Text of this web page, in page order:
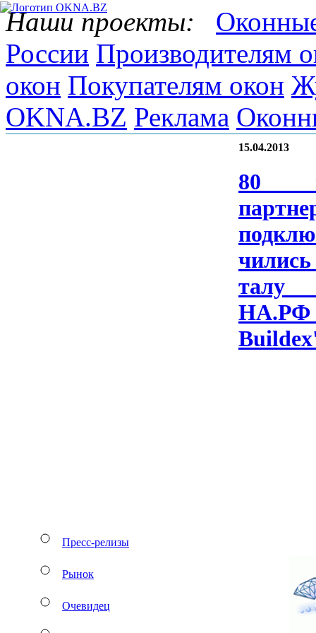
Наши проекты:
России Производителям
окон Покупателям окон
OKNA.BZ Реклама
15.04.2013
80
Пресс-релизы
Рынок
Очевидец